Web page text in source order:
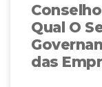
Qual O
das